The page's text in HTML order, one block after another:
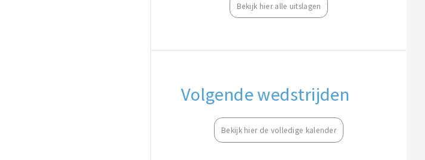
Bekijk hier alle uitslagen
Volgende wedstrijden
Bekijk hier de volledige kalender